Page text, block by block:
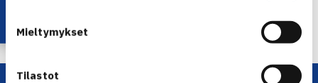
Mieltymykset
Tilastot
Seuraava uutinen: Roger-Vaselin voitti Jarkko…
→